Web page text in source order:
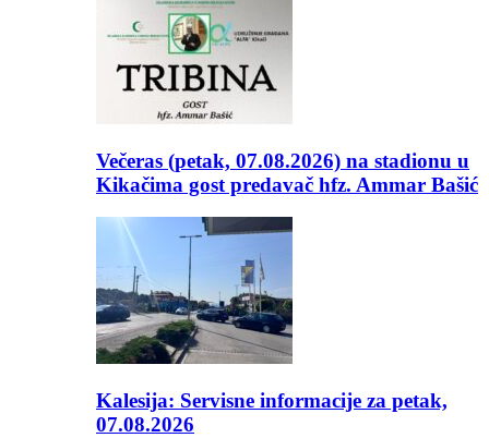
Večeras (petak, 07.08.2026) na stadionu u
Kikačima gost predavač hfz. Ammar Bašić
Kalesija: Servisne informacije za petak,
07.08.2026